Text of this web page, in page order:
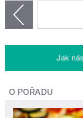
Jak
O POŘADU